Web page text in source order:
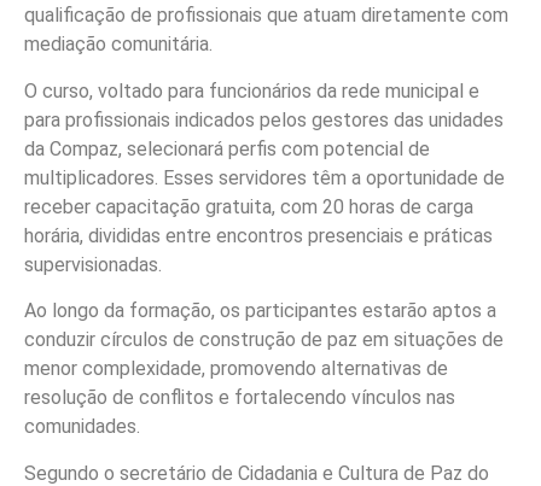
qualificação de profissionais que atuam diretamente com
mediação comunitária.
O curso, voltado para funcionários da rede municipal e
para profissionais indicados pelos gestores das unidades
da Compaz, selecionará perfis com potencial de
multiplicadores. Esses servidores têm a oportunidade de
receber capacitação gratuita, com 20 horas de carga
horária, divididas entre encontros presenciais e práticas
supervisionadas.
Ao longo da formação, os participantes estarão aptos a
conduzir círculos de construção de paz em situações de
menor complexidade, promovendo alternativas de
resolução de conflitos e fortalecendo vínculos nas
comunidades.
Segundo o secretário de Cidadania e Cultura de Paz do